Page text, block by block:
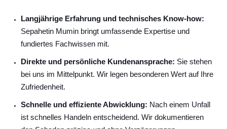
Langjährige Erfahrung und technisches Know-how:
Sepahetin Mumin bringt umfassende Expertise und
fundiertes Fachwissen mit.
Direkte und persönliche Kundenansprache: Sie stehen
bei uns im Mittelpunkt. Wir legen besonderen Wert auf Ihre
Zufriedenheit.
Schnelle und effiziente Abwicklung: Nach einem Unfall
ist schnelles Handeln entscheidend. Wir dokumentieren